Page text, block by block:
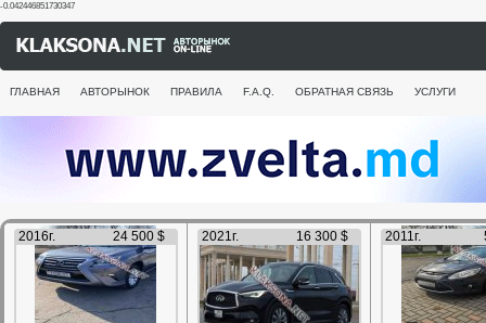
-0.042446851730347
ГЛАВНАЯ АВТОРЫНОК ПРАВИЛА F.A.Q. ОБРАТНАЯ СВЯЗЬ УСЛУГИ
2016г. 24 500 $ 2021г. 16 300 $ 2011г.